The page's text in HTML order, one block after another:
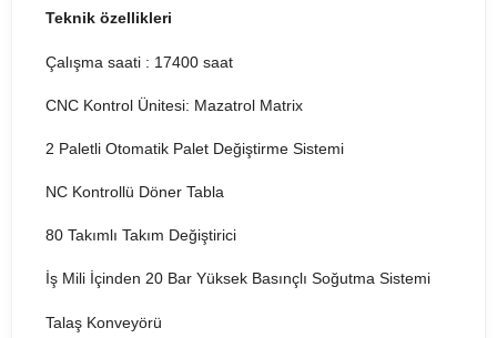
Teknik özellikleri
Çalışma saati : 17400 saat
CNC Kontrol Ünitesi: Mazatrol Matrix
2 Paletli Otomatik Palet Değiştirme Sistemi
NC Kontrollü Döner Tabla
80 Takımlı Takım Değiştirici
İş Mili İçinden 20 Bar Yüksek Basınçlı Soğutma Sistemi
Talaş Konveyörü